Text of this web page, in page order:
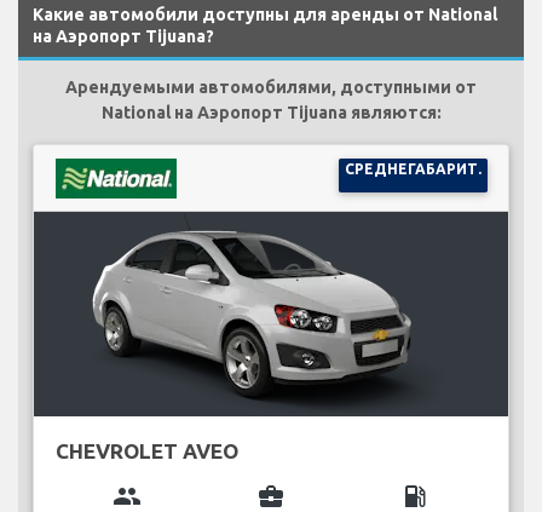
Какие автомобили доступны для аренды от National
на Аэропорт Tijuana?
Арендуемыми автомобилями, доступными от
National на Аэропорт Tijuana являются:
СРЕДНЕГАБАРИТ.
CHEVROLET AVEO
group business_center local_gas_station